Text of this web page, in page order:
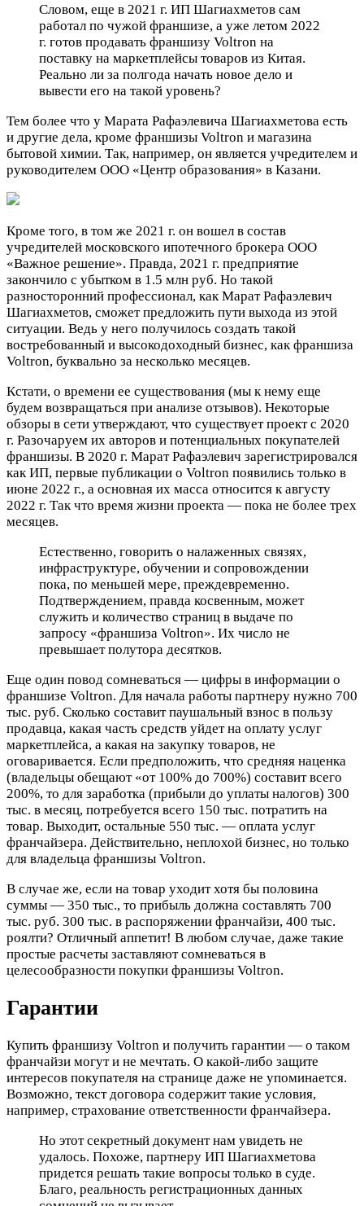
Словом, еще в 2021 г. ИП Шагиахметов сам
работал по чужой франшизе, а уже летом 2022
г. готов продавать франшизу Voltron на
поставку на маркетплейсы товаров из Китая.
Реально ли за полгода начать новое дело и
вывести его на такой уровень?
Тем более что у Марата Рафаэлевича Шагиахметова есть
и другие дела, кроме франшизы Voltron и магазина
бытовой химии. Так, например, он является учредителем и
руководителем ООО «Центр образования» в Казани.
Кроме того, в том же 2021 г. он вошел в состав
учредителей московского ипотечного брокера ООО
«Важное решение». Правда, 2021 г. предприятие
закончило с убытком в 1.5 млн руб. Но такой
разносторонний профессионал, как Марат Рафаэлевич
Шагиахметов, сможет предложить пути выхода из этой
ситуации. Ведь у него получилось создать такой
востребованный и высокодоходный бизнес, как франшиза
Voltron, буквально за несколько месяцев.
Кстати, о времени ее существования (мы к нему еще
будем возвращаться при анализе отзывов). Некоторые
обзоры в сети утверждают, что существует проект с 2020
г. Разочаруем их авторов и потенциальных покупателей
франшизы. В 2020 г. Марат Рафаэлевич зарегистрировался
как ИП, первые публикации о Voltron появились только в
июне 2022 г., а основная их масса относится к августу
2022 г. Так что время жизни проекта — пока не более трех
месяцев.
Естественно, говорить о налаженных связях,
инфраструктуре, обучении и сопровождении
пока, по меньшей мере, преждевременно.
Подтверждением, правда косвенным, может
служить и количество страниц в выдаче по
запросу «франшиза Voltron». Их число не
превышает полутора десятков.
Еще один повод сомневаться — цифры в информации о
франшизе Voltron. Для начала работы партнеру нужно 700
тыс. руб. Сколько составит паушальный взнос в пользу
продавца, какая часть средств уйдет на оплату услуг
маркетплейса, а какая на закупку товаров, не
оговаривается. Если предположить, что средняя наценка
(владельцы обещают «от 100% до 700%) составит всего
200%, то для заработка (прибыли до уплаты налогов) 300
тыс. в месяц, потребуется всего 150 тыс. потратить на
товар. Выходит, остальные 550 тыс. — оплата услуг
франчайзера. Действительно, неплохой бизнес, но только
для владельца франшизы Voltron.
В случае же, если на товар уходит хотя бы половина
суммы — 350 тыс., то прибыль должна составлять 700
тыс. руб. 300 тыс. в распоряжении франчайзи, 400 тыс.
роялти? Отличный аппетит! В любом случае, даже такие
простые расчеты заставляют сомневаться в
целесообразности покупки франшизы Voltron.
Гарантии
Купить франшизу Voltron и получить гарантии — о таком
франчайзи могут и не мечтать. О какой-либо защите
интересов покупателя на странице даже не упоминается.
Возможно, текст договора содержит такие условия,
например, страхование ответственности франчайзера.
Но этот секретный документ нам увидеть не
удалось. Похоже, партнеру ИП Шагиахметова
придется решать такие вопросы только в суде.
Благо, реальность регистрационных данных